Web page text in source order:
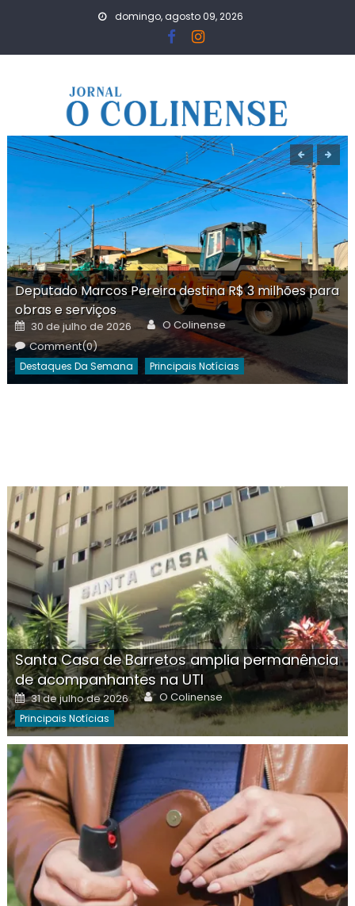
domingo, agosto 09, 2026
Deputado Marcos Pereira destina R$ 3 milhões para
obras e serviços
Posted
on
30 de julho de 2026 Author
O Colinense
Comment(0)
Destaques Da Semana Principais Notícias
Santa Casa de Barretos amplia permanência
de acompanhantes na UTI
Posted
on
31 de julho de 2026 Author
O Colinense
Principais Notícias